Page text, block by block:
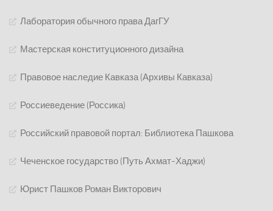
Лаборатория обычного права ДагГУ
Мастерская конституционного дизайна
Правовое наследие Кавказа (Архивы Кавказа)
Россиеведение (Россика)
Российский правовой портал: Библиотека Пашкова
Чеченское государство (Путь Ахмат-Хаджи)
Юрист Пашков Роман Викторович